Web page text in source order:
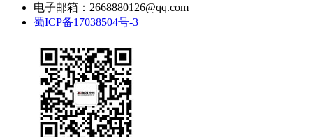
电子邮箱：2668880126@qq.com
蜀ICP备17038504号-3